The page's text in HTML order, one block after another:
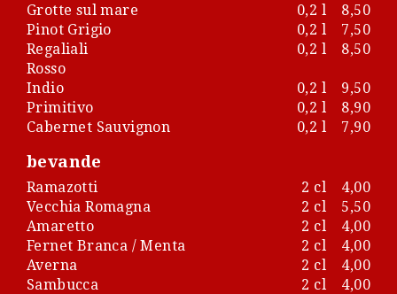
Grotte sul mare
0,2 l
8,50
Pinot Grigio
0,2 l
7,50
Regaliali
0,2 l
8,50
Rosso
Indio
0,2 l
9,50
Primitivo
0,2 l
8,90
Cabernet Sauvignon
0,2 l 7,90
bevande
Ramazotti 2 cl
4,00
Vecchia Romagna
2 cl
5,50
Amaretto
2 cl
4,00
Fernet Branca / Menta
2 cl
4,00
Averna
2 cl
4,00
Sambucca
2 cl
4,00